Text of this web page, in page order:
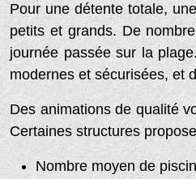
Pour une détente totale,
petits et grands. De
journée passée sur la
modernes et sécurisées, et
Des animations de qualité
Certaines structures
Nombre moyen de